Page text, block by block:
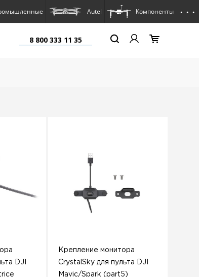
Autel Компоненты . . .
8 800 333 11 35
DJI
Крепление монитора
CrystalSky для пульта DJI
Mavic/Spark (part5)